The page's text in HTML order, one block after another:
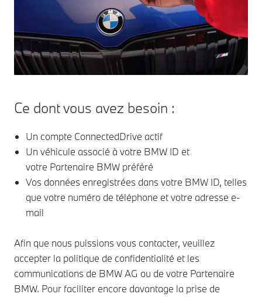
Ce dont vous avez besoin :
Un compte ConnectedDrive actif
Un véhicule associé à votre BMW ID et
votre Partenaire BMW préféré
Vos données enregistrées dans votre BMW ID, telles
que votre numéro de téléphone et votre adresse e-
mail
Afin que nous puissions vous contacter, veuillez
accepter la politique de confidentialité et les
communications de BMW AG ou de votre Partenaire
BMW. Pour faciliter encore davantage la prise de